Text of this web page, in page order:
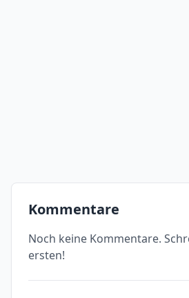
Kommentare
Noch keine Kommentare.
ersten!